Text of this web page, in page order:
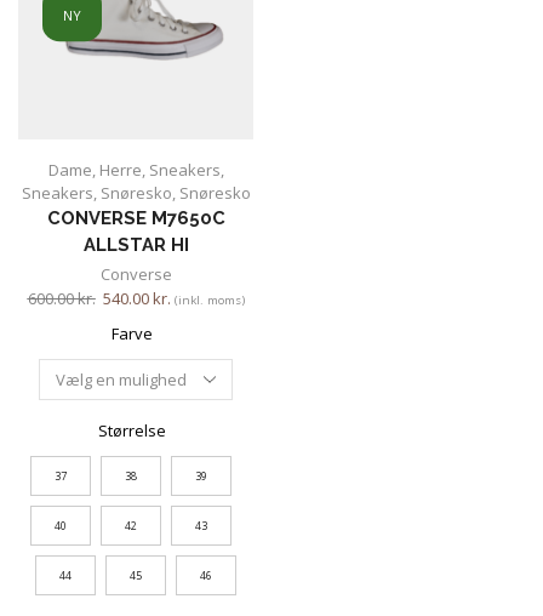
NY
Dame, Herre, Sneakers,
Sneakers, Snøresko, Snøresko
CONVERSE M7650C
ALLSTAR HI
Converse
600.00kr. 540.00kr. (inkl. moms)
Farve
Størrelse
37 38 39
40 42 43
44 45 46